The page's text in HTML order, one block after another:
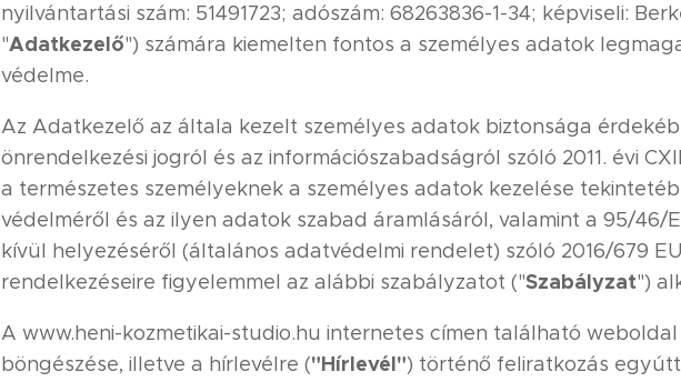
nyilvántartási szám: 51491723; adószám: 68263836-1-34; képviseli:
"Adatkezelő") számára kiemelten fontos a személyes adatok
védelme.
Az Adatkezelő az általa kezelt személyes adatok biztonsága
önrendelkezési jogról és az információszabadságról szóló 2011. évi
a természetes személyeknek a személyes adatok kezelése
védelméről és az ilyen adatok szabad áramlásáról, valamint a 95/46/
kívül helyezéséről (általános adatvédelmi rendelet) szóló 2016/679
rendelkezéseire figyelemmel az alábbi szabályzatot ("Szabályzat")
A www.heni-kozmetikai-studio.hu internetes címen található weboldal
böngészése, illetve a hírlevélre ("Hírlevél") történő feliratkozás